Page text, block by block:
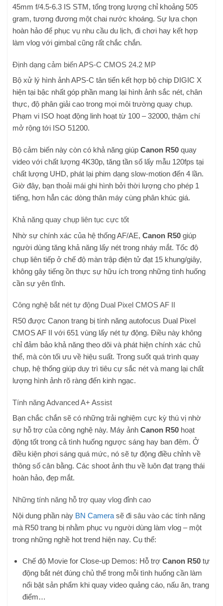
45mm f/4.5-6.3 IS STM, tổng trọng lượng chỉ khoảng 505
gram, tương đương một chai nước khoáng. Sự lựa chọn
hoàn hảo để phục vụ nhu cầu du lịch, đi chơi hay kết hợp
làm vlog với gimbal cũng rất chắc chắn.
Định dạng cảm biến APS-C CMOS 24.2 MP
Bộ xử lý hình ảnh APS-C tân tiến kết hợp bộ chip DIGIC X
hiện tại bậc nhất góp phần mang lại hình ảnh sắc nét, chân
thực, độ phân giải cao trong mọi môi trường quay chụp.
Phạm vi ISO hoạt động linh hoạt từ 100 – 32000, thậm chí
mở rộng tới ISO 51200.
Bộ cảm biến này còn có khả năng giúp Canon R50 quay
video với chất lượng 4K30p, tăng tần số lấy mẫu 120fps tại
chất lượng UHD, phát lại phim dạng slow-motion đến 4 lần.
Giờ đây, bạn thoải mái ghi hình bởi thời lượng cho phép 1
tiếng, hơn hẳn các dòng thân máy cùng phân khúc giá.
Khả năng quay chụp liên tục cực tốt
Nhờ sự chính xác của hệ thống AF/AE, Canon R50 giúp
người dùng tăng khả năng lấy nét trong nháy mắt. Tốc độ
chụp liên tiếp ở chế độ màn trập điện tử đạt 15 khung/giây,
không gây tiếng ồn thực sự hữu ích trong những tình huống
cần sự yên tĩnh.
Công nghệ bắt nét tự động Dual Pixel CMOS AF II
R50 được Canon trang bị tính năng autofocus Dual Pixel
CMOS AF II với 651 vùng lấy nét tự động. Điều này không
chỉ đảm bảo khả năng theo dõi và phát hiện chính xác chủ
thể, mà còn tối ưu về hiệu suất. Trong suốt quá trình quay
chụp, hệ thống giúp duy trì tiêu cự sắc nét và mang lại chất
lượng hình ảnh rõ ràng đến kinh ngạc.
Tính năng Advanced A+ Assist
Bạn chắc chắn sẽ có những trải nghiệm cực kỳ thú vị nhờ
sự hỗ trợ của công nghệ này. Máy ảnh Canon R50 hoạt
động tốt trong cả tình huống ngược sáng hay ban đêm. Ở
điều kiện phơi sáng quá mức, nó sẽ tự động điều chỉnh về
thông số cân bằng. Các shoot ảnh thu về luôn đạt trạng thái
hoàn hảo, đẹp mắt.
Những tính năng hỗ trợ quay vlog đỉnh cao
Nội dung phần này BN Camera sẽ đi sâu vào các tính năng
mà R50 trang bị nhằm phục vụ người dùng làm vlog – một
trong những nghề hot trend hiện nay. Cụ thể:
Chế độ Movie for Close-up Demos: Hỗ trợ Canon R50tự
động bắt nét đúng chủ thể trong mỗi tình huống cần làm
nổi bật sản phẩm khi quay video quảng cáo, nấu ăn, trang
điểm…